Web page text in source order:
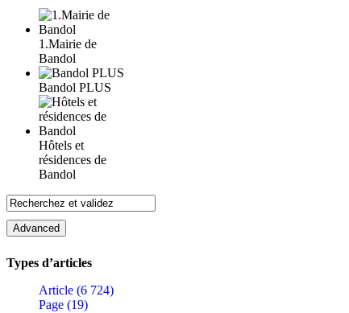
1.Mairie de
Bandol
Bandol PLUS
Hôtels et
résidences de
Bandol
Types d’articles
Article (6 724)
Page (19)